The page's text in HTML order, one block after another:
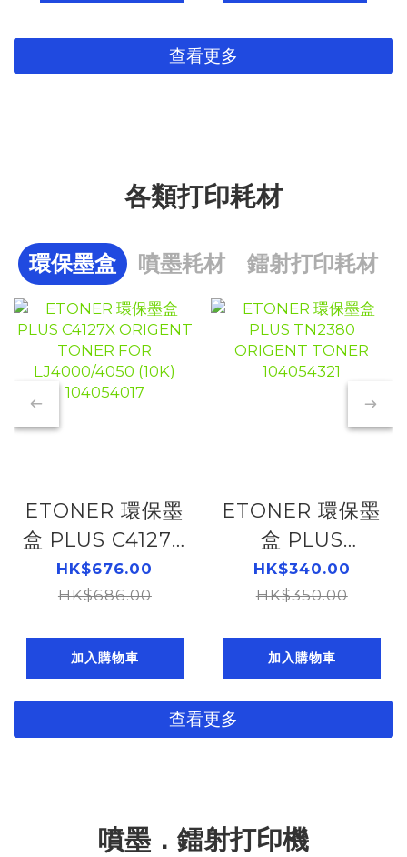
查看更多
各類打印耗材
環保墨盒 噴墨耗材 鐳射打印耗材
ETONER 環保墨
盒 PLUS C4127X
ORIGENT
TONER FOR
(10K) 104054017
HK$676.00
HK$686.00
加入購物車
ETONER 環保墨
盒 PLUS
TN2380
ORIGENT
104054321
HK$340.00
HK$350.00
加入購物車
查看更多
噴墨．鐳射打印機